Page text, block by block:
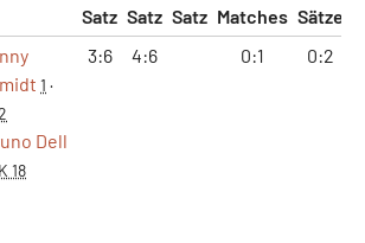
Satz Satz Satz Matches Sätze
1 ·
Dell
18
3:6 4:6 0:1 0:2